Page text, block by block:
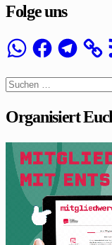
Folge uns
WhatsApp
FacebookTelegram
Suchen
nach:
Organisiert